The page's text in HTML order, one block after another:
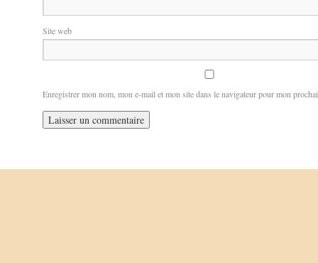
Site web
Enregistrer mon nom, mon e-mail et mon site dans le navigateur pour mon